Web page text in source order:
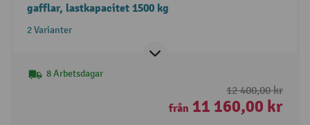
gafflar, lastkapacitet 1500 kg
2 Varianter
8 Arbetsdagar
12 400,00 kr
från 11 160,00 kr